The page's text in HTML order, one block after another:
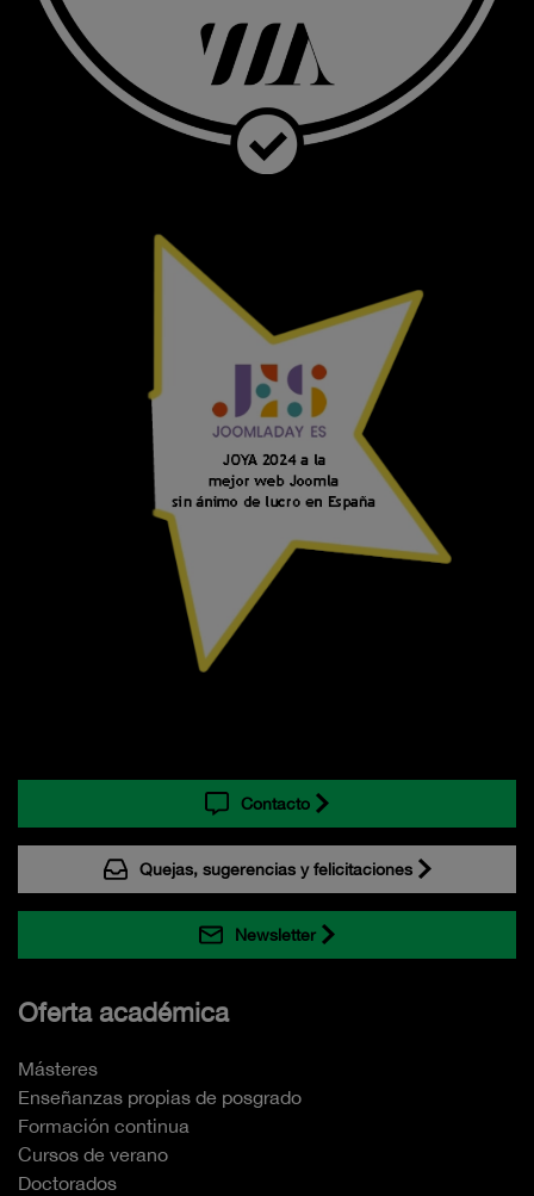
Contacto
Quejas, sugerencias y felicitaciones
Newsletter
Oferta académica
Másteres
Enseñanzas propias de posgrado
Formación continua
Cursos de verano
Doctorados